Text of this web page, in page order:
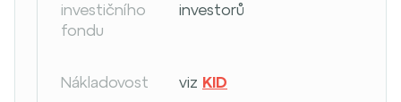
investičního
fondu
investorů
Nákladovost viz KID